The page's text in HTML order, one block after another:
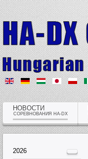
НОВОСТИ
СОРЕВНОВАНИЯ HA-DX
2026